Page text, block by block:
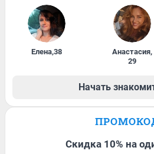
Елена,38 Анастасия,
29
Начать
Скидка 10% на